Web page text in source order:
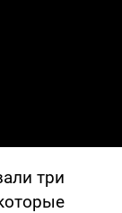
три